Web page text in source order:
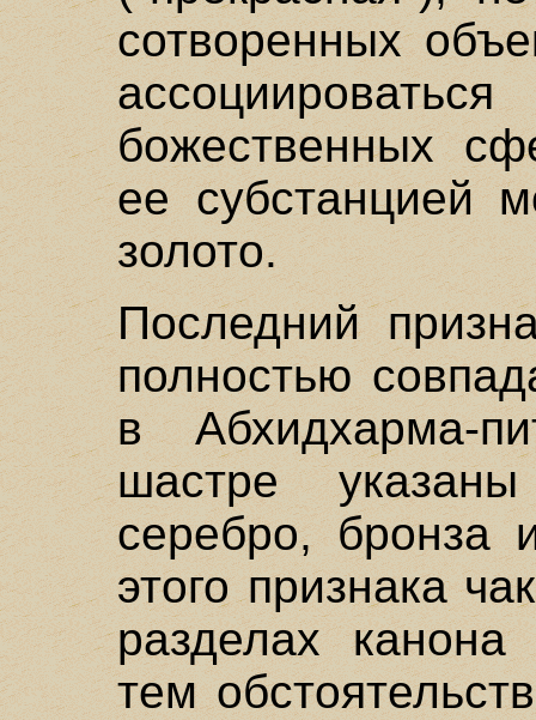
сотворенных
божественных
ее субстанцией
золото.
Последний
полностью
в Абхидхарма-
шастре
серебро, бронза
этого признака
разделах канона
тем